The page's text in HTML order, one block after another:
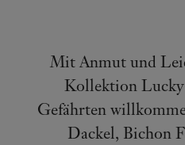
Mit Anmut und
Kollektion
Gefährten
Dackel, Bichon